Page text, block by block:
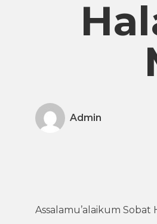
Admin
Assalamu’alaikum Sobat